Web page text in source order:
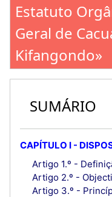
Estatuto
Geral de
Kifangondo»
SUMÁRIO
CAPÍTULO I -
Artigo 1.º -
Artigo 2.º -
Artigo 3.º -